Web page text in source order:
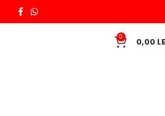
0 0,00